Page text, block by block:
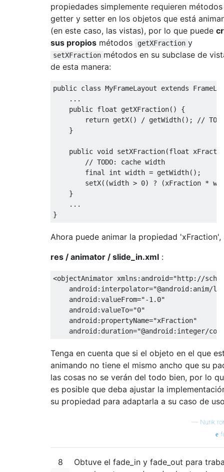
propiedades simplemente requieren métodos
getter y setter en los objetos que está
(en este caso, las vistas), por lo que puede
sus propios métodos getXFraction y
setXFraction métodos en su subclase de
de esta manera:
public class MyFrameLayout extends
...
public float getXFraction()
{
return getX() / getWidth();
//
}
public void setXFraction(float
// TODO: cache width
final
int width = getWidth();
        setX
((width > 0) ? (xFraction *
}
...
}
Ahora puede animar la propiedad 'xFraction',
res / animator / slide_in.xml :
<objectAnimator xmlns:android="http://
android:interpolator="@android:anim/
android:valueFrom="-1.0"
android:valueTo="0"
android:propertyName="xFraction"
android:duration="@android:integer/
Tenga en cuenta que si el objeto en el que
animando no tiene el mismo ancho que su
las cosas no se verán del todo bien, por lo
es posible que deba ajustar la
su propiedad para adaptarla a su caso de
— Nurik
8
Obtuve el fade_in y fade_out para